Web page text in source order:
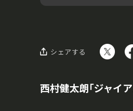
シェアする
西村健太朗｢ジャイ